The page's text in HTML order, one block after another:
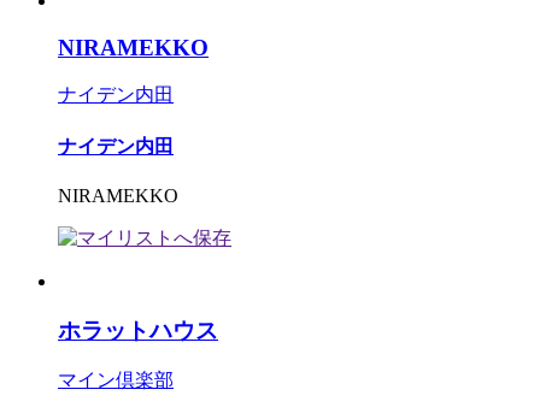
NIRAMEKKO
ナイデン内田
ナイデン内田
NIRAMEKKO
ホラットハウス
マイン倶楽部